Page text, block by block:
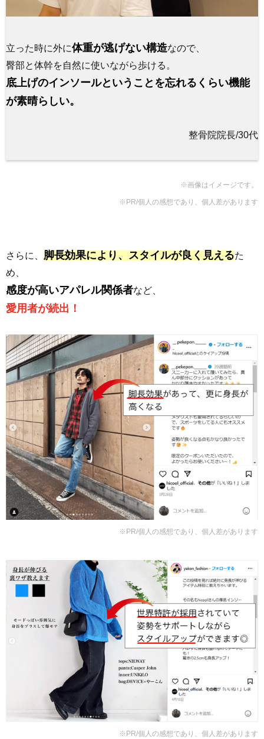
立った時に外に体重が逃げない構造なので、
臀部と体幹を自然に使いながら歩ける。
底上げのインソールということを忘れるくらい機能
が素晴らしい。
整骨院院長/30代
※画像はイメージです。
※PR/個人の感想であり、個人差があります
さらに、 脚長効果により、スタイルが良く見えるた
め、
感度が高いアパレル関係者など、
愛用者が続出！
※PR/個人の感想であり、個人差があります
※PR/個人の感想であり、個人差があります